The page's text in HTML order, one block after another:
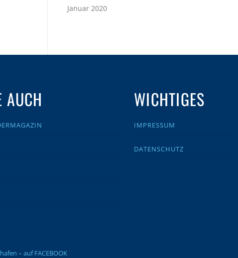
Januar 2020
AUCH
– auf FACEBOOK
WICHTIGES
IMPRESSUM
DATENSCHUTZ